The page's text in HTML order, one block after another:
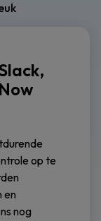
op te
en
nog